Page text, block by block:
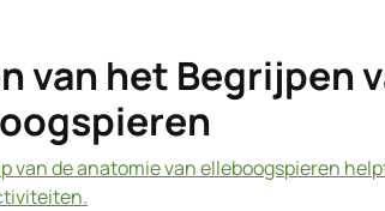
van het Begrijpen
van de anatomie van elleboogspieren